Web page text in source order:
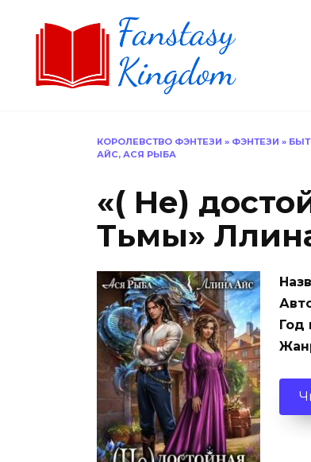
КОРОЛЕВСТВО ФЭНТЕЗИ » ФЭНТЕЗИ »
АЙС, АСЯ РЫБА
«( Не)
Тьмы»
Год